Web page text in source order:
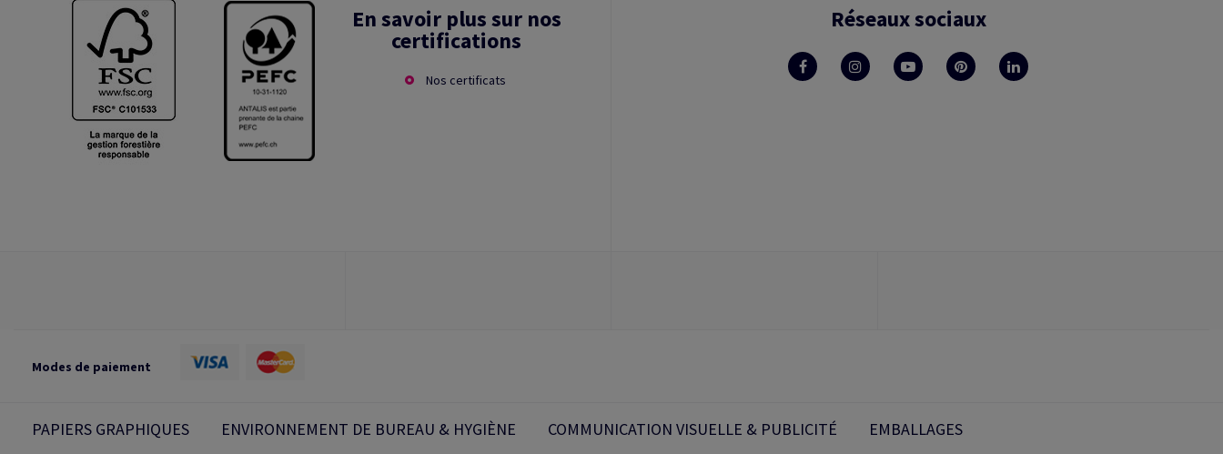
En savoir plus sur nos
certifications
Nos certificats
Réseaux sociaux
Modes de paiement
PAPIERS GRAPHIQUES ENVIRONNEMENT DE BUREAU & HYGIÈNE COMMUNICATION VISUELLE & PUBLICITÉ
EMBALLAGES